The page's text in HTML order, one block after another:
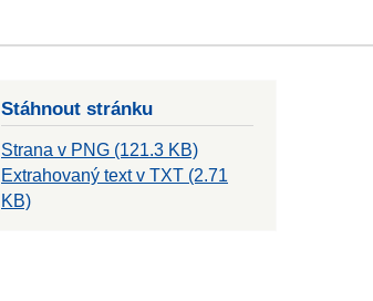
Stáhnout stránku
Strana v PNG (121.3 KB)
Extrahovaný text v TXT (2.71
KB)